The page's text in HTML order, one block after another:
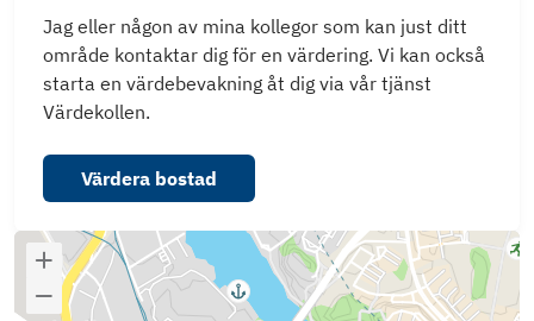
Jag eller någon av mina kollegor som kan just ditt
område kontaktar dig för en värdering. Vi kan också
starta en värdebevakning åt dig via vår tjänst
Värdekollen.
Värdera bostad